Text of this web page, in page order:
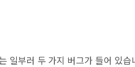
일부러 두 가지 버그가 들어 있습